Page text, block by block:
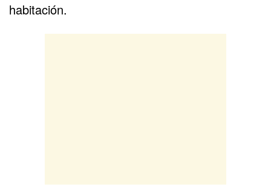
habitación.